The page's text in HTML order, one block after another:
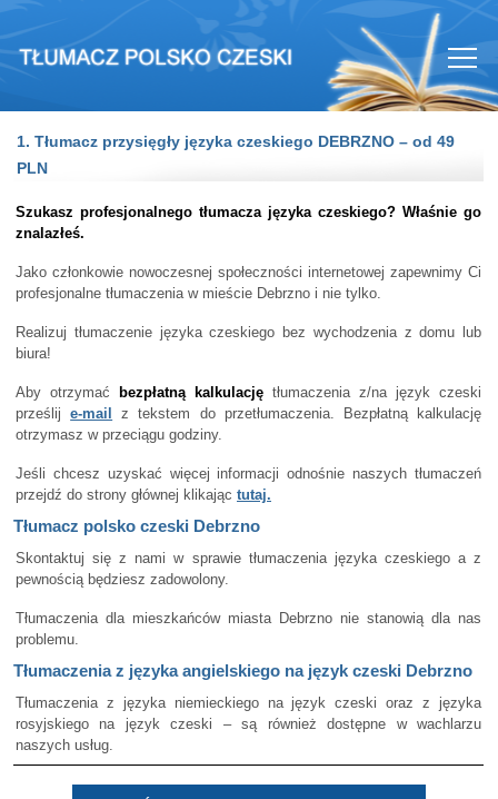
1. Tłumacz przysięgły języka czeskiego DEBRZNO – od 49
PLN
Szukasz profesjonalnego tłumacza języka czeskiego? Właśnie go
znalazłeś.
Jako członkowie nowoczesnej społeczności internetowej zapewnimy Ci
profesjonalne tłumaczenia w mieście Debrzno i nie tylko.
Realizuj tłumaczenie języka czeskiego bez wychodzenia z domu lub
biura!
Aby otrzymać bezpłatną kalkulację tłumaczenia z/na język czeski
prześlije-mail
z tekstem do przetłumaczenia. Bezpłatną kalkulację
otrzymasz w przeciągu godziny.
Jeśli chcesz uzyskać więcej informacji odnośnie naszych tłumaczeń
przejdź do strony głównej klikając tutaj.
Tłumacz polsko czeski Debrzno
Skontaktuj się z nami w sprawie tłumaczenia języka czeskiego a z
pewnością będziesz zadowolony.
Tłumaczenia dla mieszkańców miasta Debrzno nie stanowią dla nas
problemu.
Tłumaczenia z języka angielskiego na język czeski Debrzno
Tłumaczenia z języka niemieckiego na język czeski oraz z języka
rosyjskiego na język czeski – są również dostępne w wachlarzu
naszych usług.